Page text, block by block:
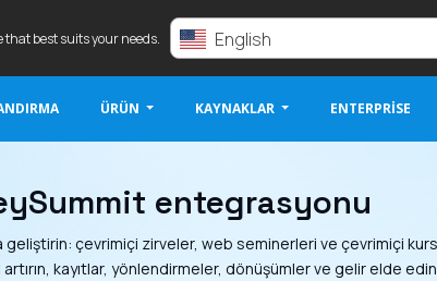
that best suits your needs. English
ÜRÜN KAYNAKLAR ENTERPRISE
entegrasyonu
çevrimiçi zirveler, web seminerleri ve çevrimiçi
artırın, kayıtlar, yönlendirmeler, dönüşümler ve gelir elde